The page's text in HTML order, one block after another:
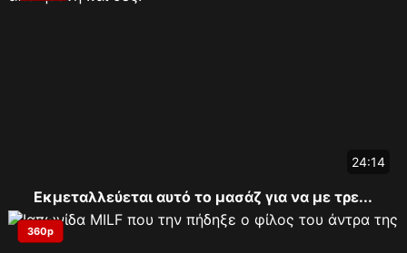
24:14
Εκμεταλλεύεται αυτό το μασάζ για να με τρε...
360p